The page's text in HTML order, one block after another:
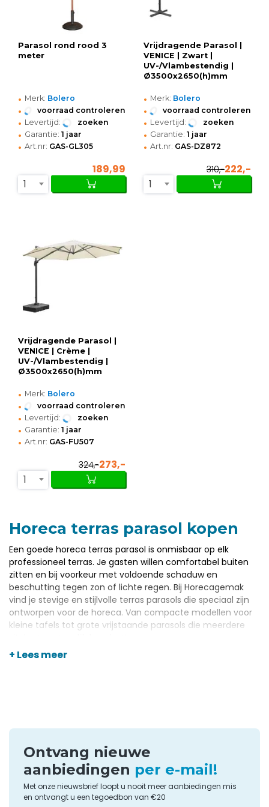
Parasol rond rood 3
meter
• Merk: Bolero
• voorraad controleren
• Levertijd: zoeken
• Garantie: 1 jaar
• Art.nr: GAS-GL305
189,99
1
Vrijdragende Parasol |
VENICE | Zwart |
UV-/Vlambestendig |
Ø3500x2650(h)mm
• Merk: Bolero
• voorraad controleren
• Levertijd: zoeken
• Garantie: 1 jaar
• Art.nr: GAS-DZ872
310,-222,-
1
Vrijdragende Parasol |
VENICE | Crème |
UV-/Vlambestendig |
Ø3500x2650(h)mm
• Merk: Bolero
• voorraad controleren
• Levertijd: zoeken
• Garantie: 1 jaar
• Art.nr: GAS-FU507
324,-273,-
1
Horeca terras parasol kopen
Een goede horeca terras parasol is onmisbaar op elk
professioneel terras. Je gasten willen comfortabel buiten
zitten en bij voorkeur met voldoende schaduw en
beschutting tegen zon of lichte regen. Bij Horecagemak
vind je stevige en stijlvolle terras parasols die speciaal zijn
ontworpen voor de horeca. Van compacte modellen voor
kleine tafels tot grote vrijstaande parasols die meerdere
een passende horeca parasol. Er zijn ronde en vierkante
modellen, in diverse formaten en kleuren. Je kunt kiezen
voor middenstok parasols of zweefparasols, afhankelijk van
de gewenste ruimte en plaatsing.
Veel modellen zijn eenvoudig te openen en sluiten met een
+ Lees meer
Ontvang nieuwe
aanbiedingen per e-mail!
Met onze nieuwsbrief loopt u nooit meer aanbiedingen mis
en ontvangt u een tegoedbon van €20